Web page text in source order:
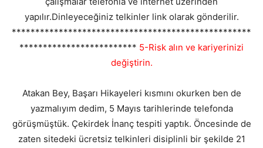
yapılır.Dinleyeceğiniz telkinler link olarak gönderilir.
***************************************************
************************* 5-Risk alın ve kariyerinizi
değiştirin.
Atakan Bey, Başarı Hikayeleri kısmını okurken ben de
yazmalıyım dedim, 5 Mayıs tarihlerinde telefonda
görüşmüştük. Çekirdek İnanç tespiti yaptık. Öncesinde de
zaten sitedeki ücretsiz telkinleri disiplinli bir şekilde 21